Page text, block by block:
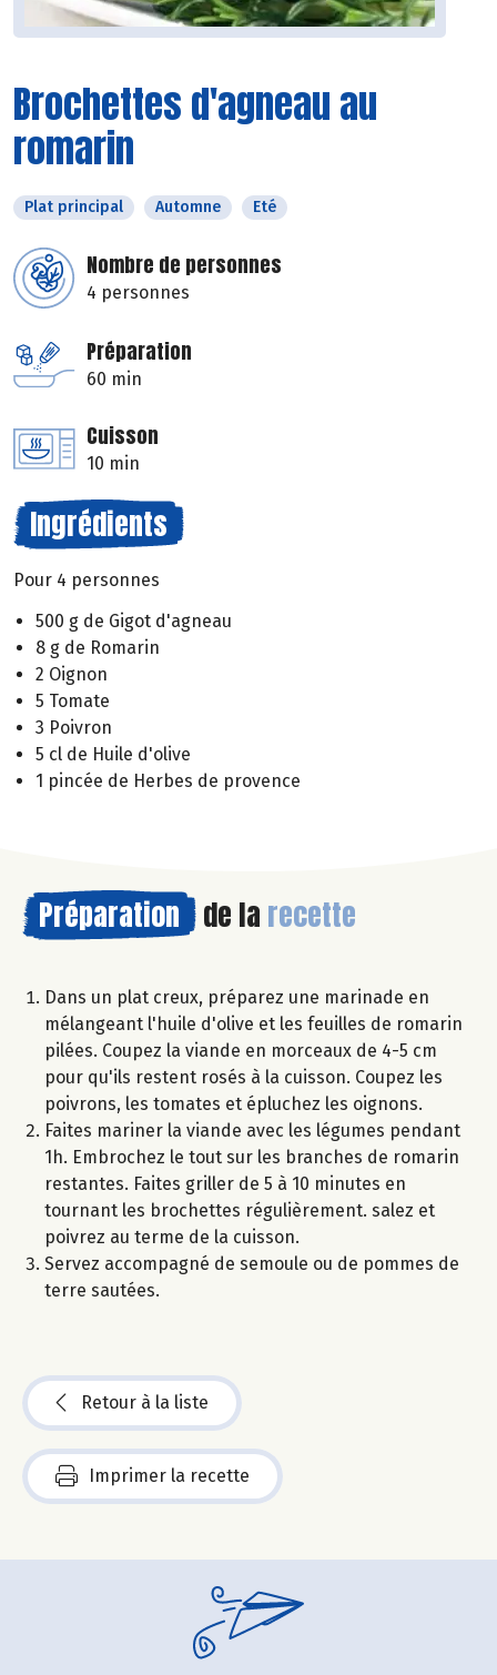
Brochettes d'agneau au
romarin
Plat principal Automne Eté
Nombre de personnes
4 personnes
Préparation
60 min
Cuisson
10 min
Ingrédients
Pour 4 personnes
500 g de Gigot d'agneau
8 g de Romarin
2 Oignon
5 Tomate
3 Poivron
5 cl de Huile d'olive
1 pincée de Herbes de provence
Préparation de la recette
Dans un plat creux, préparez une marinade en
mélangeant l'huile d'olive et les feuilles de romarin
pilées. Coupez la viande en morceaux de 4-5 cm
pour qu'ils restent rosés à la cuisson. Coupez les
poivrons, les tomates et épluchez les oignons.
Faites mariner la viande avec les légumes pendant
1h. Embrochez le tout sur les branches de romarin
restantes. Faites griller de 5 à 10 minutes en
tournant les brochettes régulièrement. salez et
poivrez au terme de la cuisson.
Servez accompagné de semoule ou de pommes de
terre sautées.
Retour à la liste
Imprimer la recette